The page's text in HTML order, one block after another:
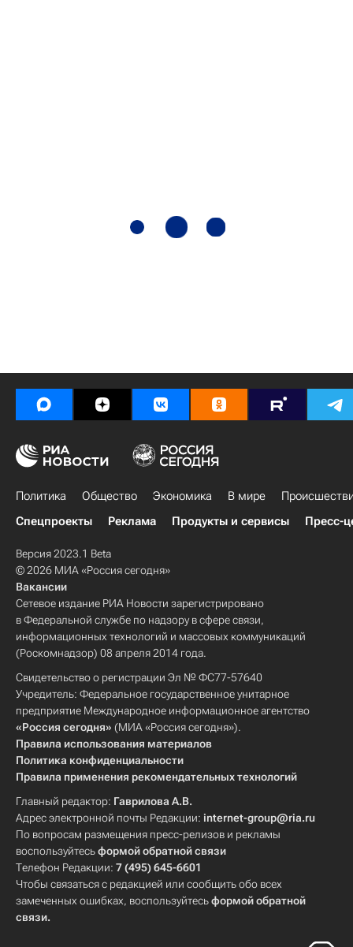
Политика Общество Экономика В мире
Спецпроекты
Реклама Продукты и сервисы Пресс-
Версия 2023.1 Beta
© 2026 МИА «Россия сегодня»
Вакансии
Сетевое издание РИА Новости зарегистрировано
в Федеральной службе по надзору в сфере связи,
информационных технологий и массовых коммуникаций
(Роскомнадзор) 08 апреля 2014 года.
Свидетельство о регистрации Эл № ФС77-57640
Учредитель: Федеральное государственное унитарное
предприятие Международное информационное агентство
«Россия сегодня» (МИА «Россия сегодня»).
Правила использования материалов
Политика конфиденциальности
Правила применения рекомендательных технологий
Главный редактор: Гаврилова А.В.
Адрес электронной почты Редакции: internet-group@ria.ru
По вопросам размещения пресс-релизов и рекламы
воспользуйтесьформой обратной связи
Телефон Редакции: 7 (495) 645-6601
Чтобы связаться с редакцией или сообщить обо всех
замеченных ошибках, воспользуйтесьформой обратной
связи.